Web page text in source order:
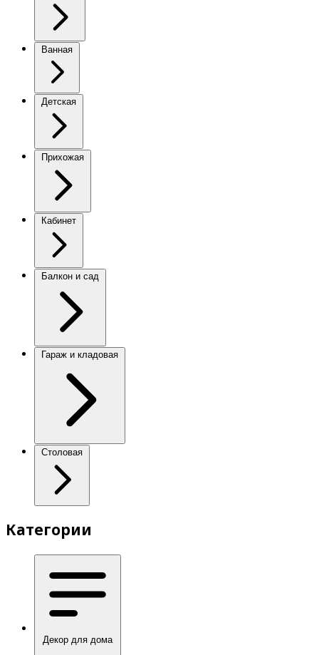
Ванная
Детская
Прихожая
Кабинет
Балкон и сад
Гараж и кладовая
Столовая
Категории
Декор для дома